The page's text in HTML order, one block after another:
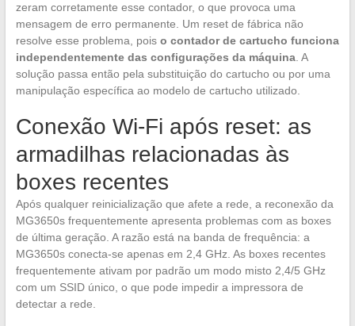
zeram corretamente esse contador, o que provoca uma
mensagem de erro permanente. Um reset de fábrica não
resolve esse problema, pois o contador de cartucho funciona
independentemente das configurações da máquina. A
solução passa então pela substituição do cartucho ou por uma
manipulação específica ao modelo de cartucho utilizado.
Conexão Wi-Fi após reset: as
armadilhas relacionadas às
boxes recentes
Após qualquer reinicialização que afete a rede, a reconexão da
MG3650s frequentemente apresenta problemas com as boxes
de última geração. A razão está na banda de frequência: a
MG3650s conecta-se apenas em 2,4 GHz. As boxes recentes
frequentemente ativam por padrão um modo misto 2,4/5 GHz
com um SSID único, o que pode impedir a impressora de
detectar a rede.